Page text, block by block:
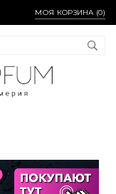
МОЯ КОРЗИНА (0)